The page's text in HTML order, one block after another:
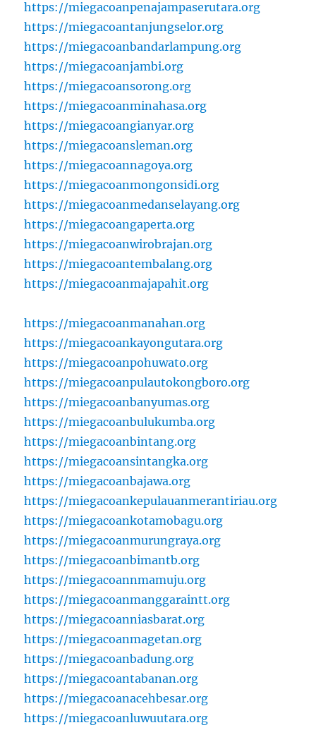
https://miegacoanpenajampaserutara.org
https://miegacoantanjungselor.org
https://miegacoanbandarlampung.org
https://miegacoanjambi.org
https://miegacoansorong.org
https://miegacoanminahasa.org
https://miegacoangianyar.org
https://miegacoansleman.org
https://miegacoannagoya.org
https://miegacoanmongonsidi.org
https://miegacoanmedanselayang.org
https://miegacoangaperta.org
https://miegacoanwirobrajan.org
https://miegacoantembalang.org
https://miegacoanmajapahit.org
https://miegacoanmanahan.org
https://miegacoankayongutara.org
https://miegacoanpohuwato.org
https://miegacoanpulautokongboro.org
https://miegacoanbanyumas.org
https://miegacoanbulukumba.org
https://miegacoanbintang.org
https://miegacoansintangka.org
https://miegacoanbajawa.org
https://miegacoankepulauanmerantiriau.org
https://miegacoankotamobagu.org
https://miegacoanmurungraya.org
https://miegacoanbimantb.org
https://miegacoannmamuju.org
https://miegacoanmanggaraintt.org
https://miegacoanniasbarat.org
https://miegacoanmagetan.org
https://miegacoanbadung.org
https://miegacoantabanan.org
https://miegacoanacehbesar.org
https://miegacoanluwuutara.org